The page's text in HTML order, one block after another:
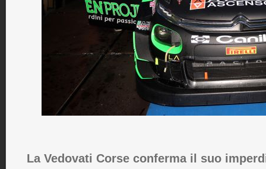
La Vedovati Corse conferma il suo